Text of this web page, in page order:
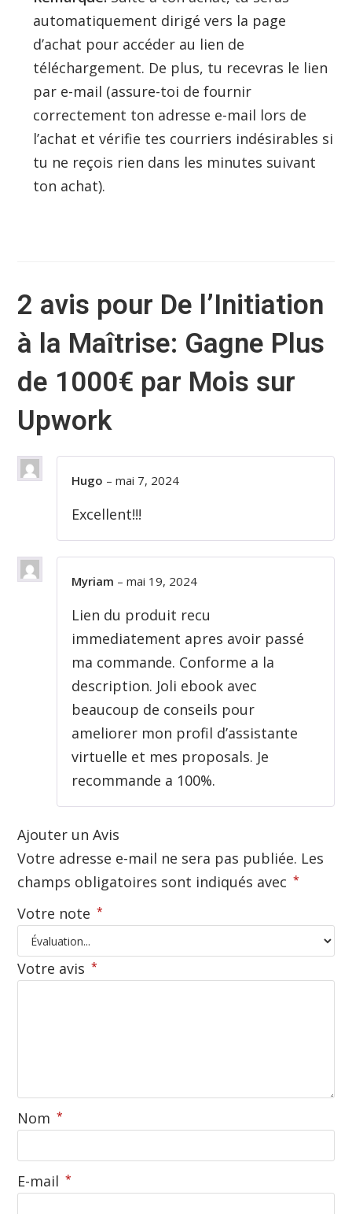
automatiquement dirigé vers la page
d’achat pour accéder au lien de
téléchargement. De plus, tu recevras le lien
par e-mail (assure-toi de fournir
correctement ton adresse e-mail lors de
l’achat et vérifie tes courriers indésirables si
tu ne reçois rien dans les minutes suivant
ton achat).
2 avis pour De l’Initiation
à la Maîtrise: Gagne Plus
de 1000€ par Mois sur
Upwork
Hugo – mai 7, 2024
Excellent!!!
Myriam – mai 19, 2024
Lien du produit recu
immediatement apres avoir passé
ma commande. Conforme a la
description. Joli ebook avec
beaucoup de conseils pour
ameliorer mon profil d’assistante
virtuelle et mes proposals. Je
recommande a 100%.
Ajouter un Avis
Votre adresse e-mail ne sera pas publiée. Les
champs obligatoires sont indiqués avec *
Votre note *
Votre avis *
Nom *
E-mail *